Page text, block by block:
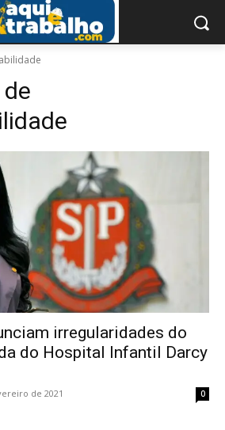
irregularidades do
do Hospital Infantil Darcy
de 2021 0